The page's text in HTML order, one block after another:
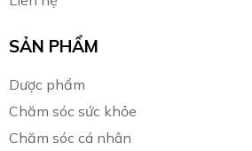
SẢN PHẨM
Dược phẩm
Chăm sóc sức khỏe
Chăm sóc cá nhân